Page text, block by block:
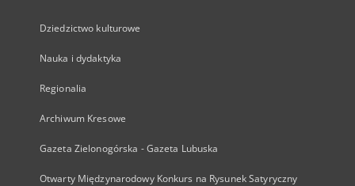
Dziedzictwo kulturowe
Nauka i dydaktyka
Regionalia
Archiwum Kresowe
Gazeta Zielonogórska - Gazeta Lubuska
Otwarty Międzynarodowy Konkurs na Rysunek Satyryczny